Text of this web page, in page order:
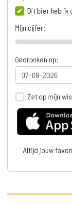
Dit bier heb ik
Mijn cijfer:
Gedronken op:
Zet op mijn
Altijd jouw